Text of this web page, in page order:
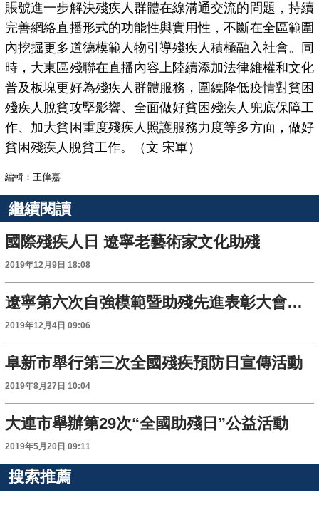
賬號進一步解決殘疾人群體在線溝通交流的問題，持續
完善網絡直播形式的功能性與實用性，不斷在全區範圍
內挖掘更多道德模範人物引導殘疾人積極融入社會。同
時，大東區殘聯在直播內容上陸續添加法律維權和文化
普及板塊更好為殘疾人群體服務，圍繞降低疫情對貧困
殘疾人脫貧攻堅影響、全面做好貧困殘疾人兜底保障工
作、加大貧困重度殘疾人照護服務力度等多方面，做好
貧困殘疾人脫貧工作。（文 宋軍）
編輯：王偉嘉
繼續閱讀
國際殘疾人日 遼寧老藝術家文化助殘
2019年12月9日 18:08
遼寧第六次自強模範暨助殘先進表彰大會在沈召開
2019年12月4日 09:06
阜新市舉行第三次全國殘疾預防日宣傳活動
2019年8月27日 10:04
大連市舉辦第29次“全國助殘日”公益活動
2019年5月20日 09:11
搜索推薦